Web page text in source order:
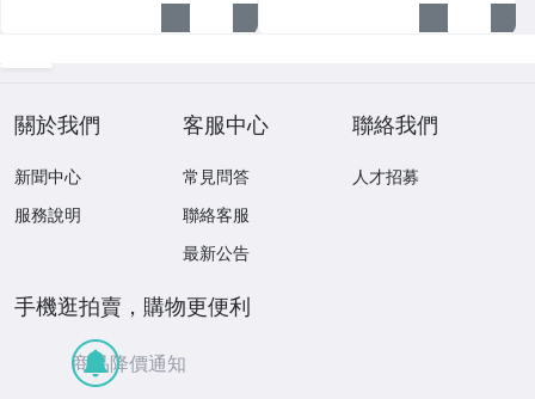
關於我們
新聞中心
服務說明
客服中心
常見問答
聯絡客服
最新公告
聯絡我們
人才招募
手機逛拍賣，購物更便利
商品降價通知